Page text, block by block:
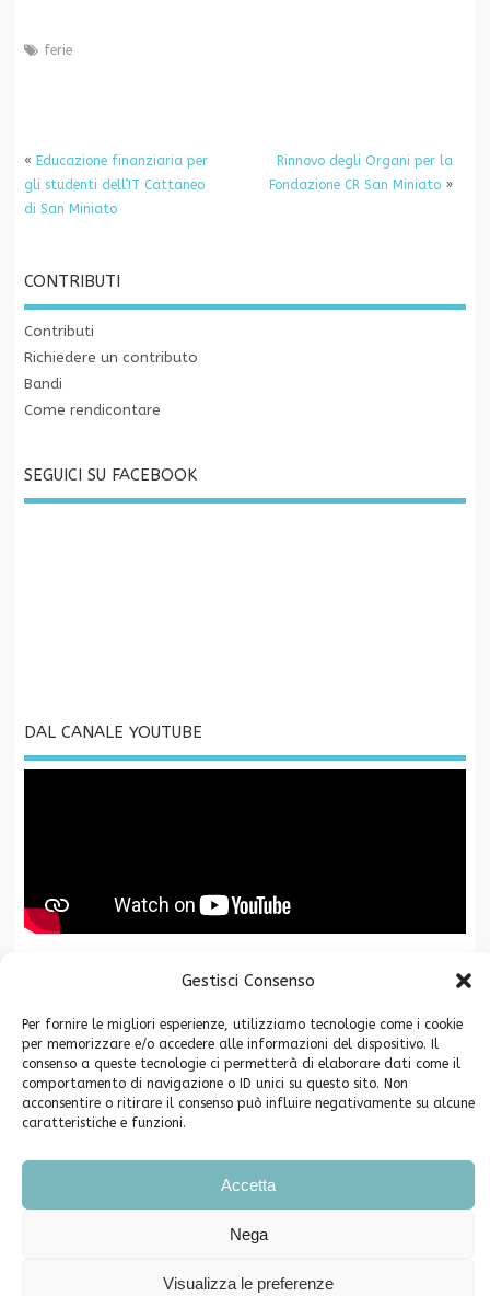
Gestisci Consenso
Per fornire le migliori esperienze, utilizziamo tecnologie come i cookie
per memorizzare e/o accedere alle informazioni del dispositivo. Il
consenso a queste tecnologie ci permetterà di elaborare dati come il
comportamento di navigazione o ID unici su questo sito. Non
acconsentire o ritirare il consenso può influire negativamente su alcune
caratteristiche e funzioni.
Accetta
Nega
Visualizza le preferenze
ferie
« Educazione finanziaria per
gli studenti dell’IT Cattaneo
di San Miniato
Rinnovo degli Organi per la
Fondazione CR San Miniato»
CONTRIBUTI
Contributi
Richiedere un contributo
Bandi
Come rendicontare
SEGUICI SU FACEBOOK
DAL CANALE YOUTUBE
La Fondazione CR San Miniato è associata a
Copyright ©2026. Fondazione Cassa di Risparmio di San Miniato -
Telefono e Fax 0571-546790 PEC info@pec.fondazionecrsm.it
Eventi e segnalazioni Cookie Policy (UE)